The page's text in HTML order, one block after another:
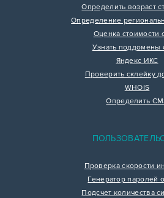
Определить возраст
Определение
Оценка стоимости
Узнать поддомены
Яндекс ИКС
Проверить склейку
WHOIS
Определить
Проверка скорости
Генератор паролей
Подсчет количества